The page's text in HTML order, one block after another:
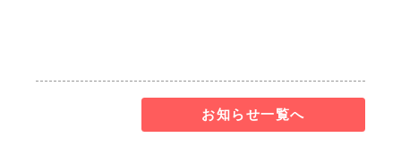
お知らせ一覧へ